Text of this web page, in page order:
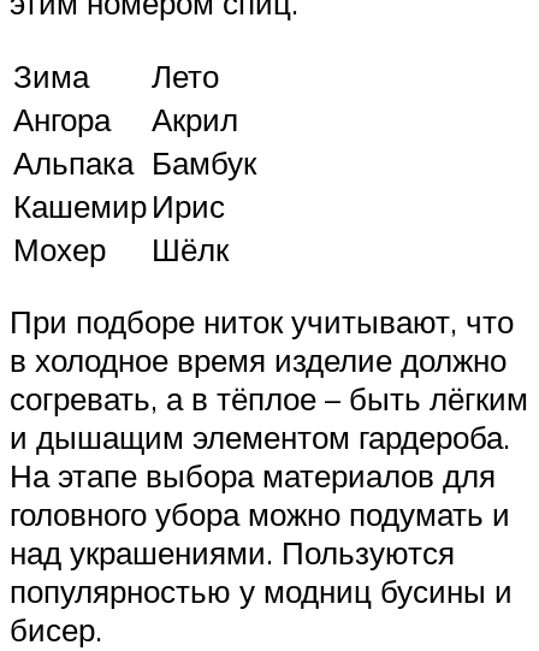
Зима
Лето
Ангора
Акрил
Альпака Бамбук
КашемирИрис
Мохер
Шёлк
При подборе ниток учитывают, что
в холодное время изделие должно
согревать, а в тёплое – быть лёгким
и дышащим элементом гардероба.
На этапе выбора материалов для
головного убора можно подумать и
над украшениями. Пользуются
популярностью у модниц бусины и
бисер.